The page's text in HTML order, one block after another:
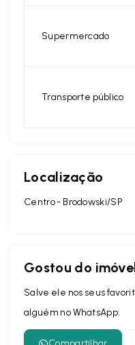
Supermercado
Transporte público
Localização
Centro - Brodowski/SP
Gostou do
Salve ele nos seus
alguém no WhatsApp: